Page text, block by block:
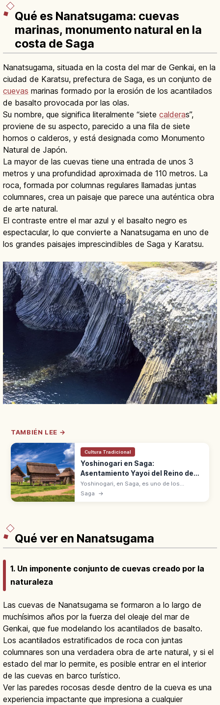
Qué es Nanatsugama: cuevas
marinas, monumento natural en la
costa de Saga
Nanatsugama, situada en la costa del mar de Genkai, en la
ciudad de Karatsu, prefectura de Saga, es un conjunto de
cuevas marinas formado por la erosión de los acantilados
de basalto provocada por las olas.
Su nombre, que significa literalmente “siete calderas”,
proviene de su aspecto, parecido a una fila de siete
hornos o calderos, y está designada como Monumento
Natural de Japón.
La mayor de las cuevas tiene una entrada de unos 3
metros y una profundidad aproximada de 110 metros. La
roca, formada por columnas regulares llamadas juntas
columnares, crea un paisaje que parece una auténtica obra
de arte natural.
El contraste entre el mar azul y el basalto negro es
espectacular, lo que convierte a Nanatsugama en uno de
los grandes paisajes imprescindibles de Saga y Karatsu.
TAMBIÉN LEE →
Cultura Tradicional
Yoshinogari en Saga:
Asentamiento Yayoi del Reino de
Yamatai
Yoshinogari, en Saga, es uno de los
mayores asentamientos con foso del Yayoi
(siglo V a.C.-III d.C.). Evoca el legendario
Saga →
Qué ver en Nanatsugama
1. Un imponente conjunto de cuevas creado por la
naturaleza
Las cuevas de Nanatsugama se formaron a lo largo de
muchísimos años por la fuerza del oleaje del mar de
Genkai, que fue modelando los acantilados de basalto.
Los acantilados estratificados de roca con juntas
columnares son una verdadera obra de arte natural, y si el
estado del mar lo permite, es posible entrar en el interior
de las cuevas en barco turístico.
Ver las paredes rocosas desde dentro de la cueva es una
experiencia impactante que impresiona a cualquier